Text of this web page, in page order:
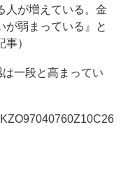
人が増えている。金
が弱まっている』と
）
は一段と高まってい